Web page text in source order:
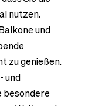
nutzen.
und
zu genießen.
und
besondere